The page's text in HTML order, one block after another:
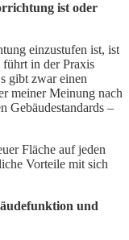
ist oder
einzustufen ist, ist
führt in der Praxis
gibt zwar einen
meiner Meinung nach
Gebäudestandards –
Fläche auf jeden
Vorteile mit sich
und